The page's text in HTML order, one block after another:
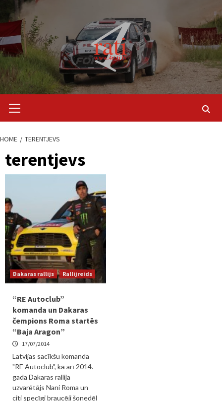
content
Menu
HOME TERENTJEVS
terentjevs
Dakaras rallijs Rallijreids
“RE Autoclub”
komanda un Dakaras
čempions Roma startēs
“Baja Aragon”
17/07/2014
Latvijas sacīkšu komanda
"RE Autoclub", kā arī 2014.
gada Dakaras rallija
uzvarētājs Nani Roma un
citi specīgi braucēji šonedēļ